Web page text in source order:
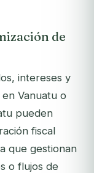
de
intereses y
Vanuatu o
pueden
fiscal
que gestionan
o flujos de